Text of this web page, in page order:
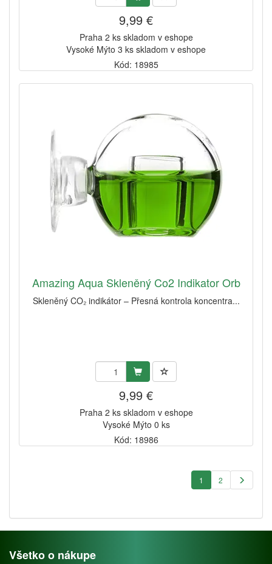
9,99 €
Praha 2 ks skladom v eshope
Vysoké Mýto 3 ks skladom v eshope
Kód: 18985
Amazing Aqua Skleněný Co2 Indikator Orb
Skleněný CO₂ indikátor – Přesná kontrola koncentra...
9,99 €
Praha 2 ks skladom v eshope
Vysoké Mýto 0 ks
Kód: 18986
1 2
Všetko o nákupe